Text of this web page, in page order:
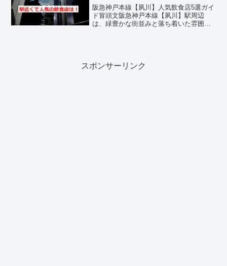
阪急神戸本線【夙川】人気飲食店5選ガイ
ド冒頭文阪急神戸本線【夙川】駅周辺
は、緑豊かな街並みと落ち着いた雰囲気
スポンサーリンク